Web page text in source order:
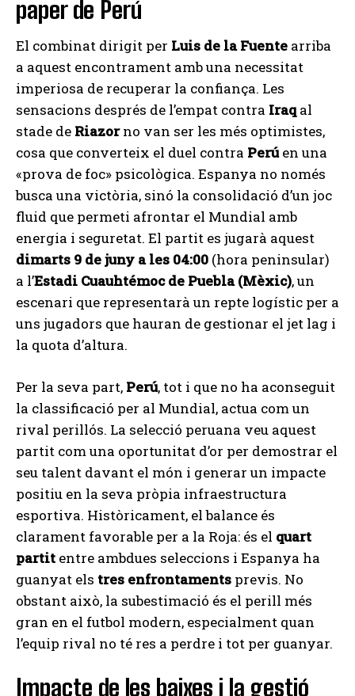
paper de Perú
El combinat dirigit per Luis de la Fuente arriba
a aquest encontrament amb una necessitat
imperiosa de recuperar la confiança. Les
sensacions després de l’empat contra Iraq al
stade de Riazorno van ser les més optimistes,
cosa que converteix el duel contra Perúen una
«prova de foc» psicològica. Espanya no només
busca una victòria, sinó la consolidació d’un joc
fluid que permeti afrontar el Mundial amb
energia i seguretat. El partit es jugarà aquest
dimarts 9 de juny a les 04:00 (hora peninsular)
a l’Estadi Cuauhtémoc de Puebla (Mèxic), un
escenari que representarà un repte logístic per a
uns jugadors que hauran de gestionar el jet lag i
la quota d’altura.
Per la seva part, Perú, tot i que no ha aconseguit
la classificació per al Mundial, actua com un
rival perillós. La selecció peruana veu aquest
partit com una oportunitat d’or per demostrar el
seu talent davant el món i generar un impacte
positiu en la seva pròpia infraestructura
esportiva. Històricament, el balance és
clarament favorable per a la Roja: és el quart
partit entre ambdues seleccions i Espanya ha
guanyat els tres enfrontaments previs. No
obstant això, la subestimació és el perill més
gran en el futbol modern, especialment quan
l’equip rival no té res a perdre i tot per guanyar.
Impacte de les baixes i la gestió